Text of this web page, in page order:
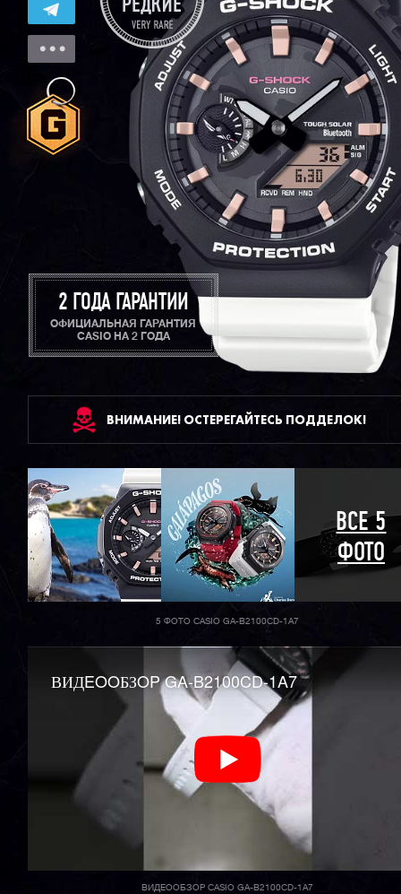
2 ГОДА ГАРАНТИИ
ОФИЦИАЛЬНАЯ ГАРАНТИЯ
CASIO НА 2 ГОДА
ВНИМАНИЕ! ОСТЕРЕГАЙТЕСЬ ПОДДЕЛОК!
ВСЕ 5
ФОТО
5 ФОТО CASIO GA-B2100CD-1A7
ВИДEOOБЗOP GA-B2100CD-1A7
ВИДЕООБЗОР CASIO GA-B2100CD-1A7